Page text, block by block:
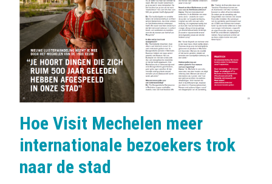
Hoe Visit Mechelen meer
internationale bezoekers trok
naar de stad